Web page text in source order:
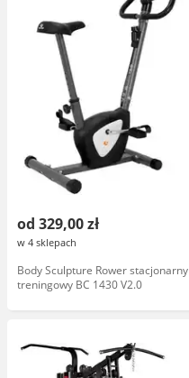
od 329,00 zł
w 4 sklepach
Body Sculpture Rower stacjonarny
treningowy BC 1430 V2.0